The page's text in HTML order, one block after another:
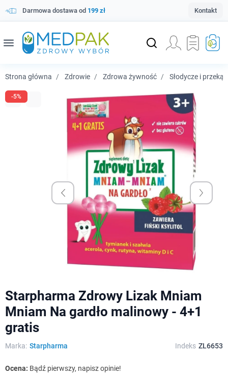
Darmowa dostawa od 199 zł Kontakt
menu
Strona główna Zdrowie Zdrowa żywność Słodycze i
-5%
Starpharma Zdrowy Lizak Mniam
Mniam Na gardło malinowy - 4+1
gratis
Marka: Starpharma Indeks ZL6653
Ocena: Bądź pierwszy, napisz opinie!